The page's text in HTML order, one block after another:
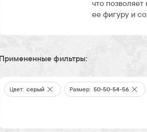
что
ее фигуру и
Примененные фильтры:
Цвет: серый Размер: 50-50-54-56